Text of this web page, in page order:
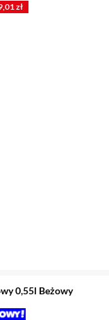
zł
0,55l Beżowy